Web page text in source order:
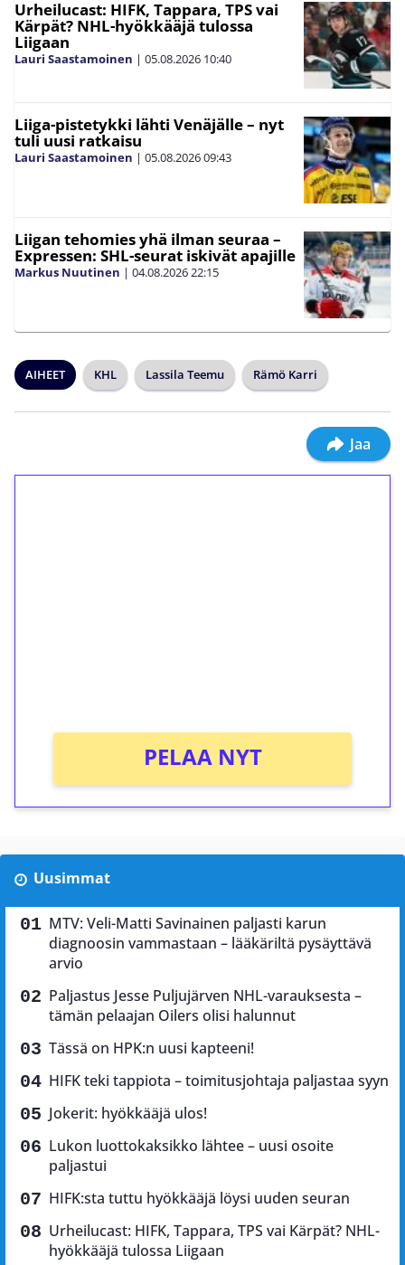
Urheilucast: HIFK, Tappara, TPS vai
Kärpät? NHL-hyökkääjä tulossa
Liigaan
Lauri Saastamoinen | 05.08.2026 10:40
Liiga-pistetykki lähti Venäjälle – nyt
tuli uusi ratkaisu
Lauri Saastamoinen | 05.08.202609:43
Liigan tehomies yhä ilman seuraa –
Expressen: SHL-seurat iskivät apajille
Markus Nuutinen | 04.08.202622:15
AIHEET KHL Lassila Teemu Rämö Karri
Jaa
PELAA NYT
Uusimmat
MTV: Veli-Matti Savinainen paljasti karun
diagnoosin vammastaan – lääkäriltä pysäyttävä
arvio
Paljastus Jesse Puljujärven NHL-varauksesta –
tämän pelaajan Oilers olisi halunnut
Tässä on HPK:n uusi kapteeni!
HIFK teki tappiota – toimitusjohtaja paljastaa syyn
Jokerit: hyökkääjä ulos!
Lukon luottokaksikko lähtee – uusi osoite
paljastui
HIFK:sta tuttu hyökkääjä löysi uuden seuran
Urheilucast: HIFK, Tappara, TPS vai Kärpät? NHL-
hyökkääjä tulossa Liigaan